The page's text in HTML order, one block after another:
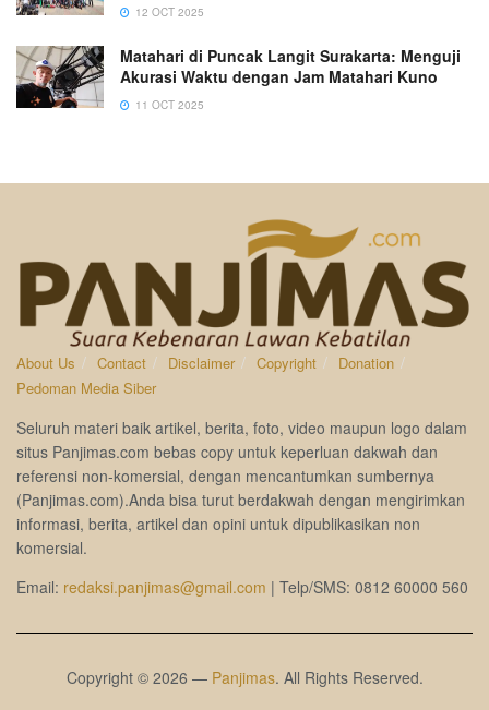
12 OCT 2025
Matahari di Puncak Langit Surakarta: Menguji
Akurasi Waktu dengan Jam Matahari Kuno
11 OCT 2025
About Us Contact Disclaimer Copyright
Donation
Pedoman Media Siber
Seluruh materi baik artikel, berita, foto, video maupun logo dalam
situs Panjimas.com bebas copy untuk keperluan dakwah dan
referensi non-komersial, dengan mencantumkan sumbernya
(Panjimas.com).Anda bisa turut berdakwah dengan mengirimkan
informasi, berita, artikel dan opini untuk dipublikasikan non
komersial.
Email: redaksi.panjimas@gmail.com | Telp/SMS: 0812 60000 560
Copyright © 2026 — Panjimas. All Rights Reserved.